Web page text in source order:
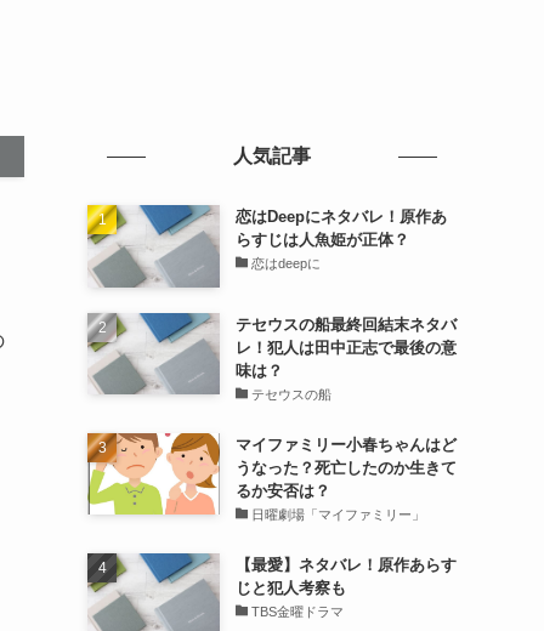
人気記事
恋はDeepにネタバレ！原作あ
らすじは人魚姫が正体？
恋はdeepに
テセウスの船最終回結末ネタバ
レ！犯人は田中正志で最後の意
味は？
テセウスの船
マイファミリー小春ちゃんはど
うなった？死亡したのか生きて
るか安否は？
日曜劇場「マイファミリー」
【最愛】ネタバレ！原作あらす
じと犯人考察も
TBS金曜ドラマ